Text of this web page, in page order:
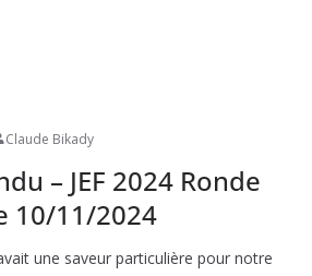
Claude Bikady
– JEF 2024 Ronde
10/11/2024
une saveur particulière pour notre